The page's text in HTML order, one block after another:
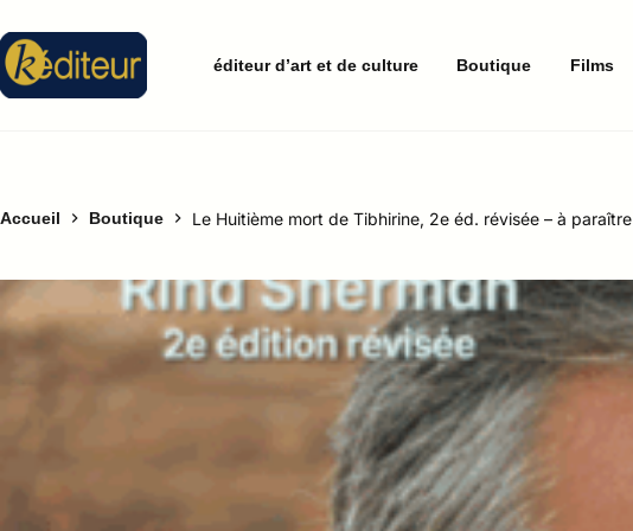
éditeur d’art et de culture Boutique Films
Accueil Boutique Le Huitième mort de Tibhirine, 2e éd. révisée – à paraître